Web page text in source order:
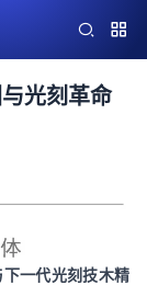
光刻革命
一代光刻技木精